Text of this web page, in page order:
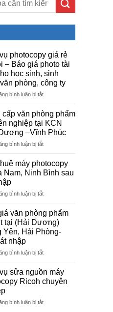
photocopy giá rẻ
– Báo giá photo tài
học sinh, sinh
phòng, công ty
bình luận bị tắtở
vụ
photocopy
giá
rẻ
hà
–
Báo
giá
tài
cho
học
sinh,
sinh
văn
công
ty
cấp văn phòng phẩm
nghiệp tại KCN
–Vĩnh Phúc
bình luận bị tắtở
cấp
văn
phòng
chuyên
tại
KCN
Tam
Dương
Vĩnh
máy photocopy
Nam, Ninh Bình sau
bình luận bị tắtở
máy
photocopy
tại
Nam,
sau
sát
văn phòng phẩm
tại (Hải Dương)
Yên, Hải Phòng-
nhập
bình luận bị tắtở
văn
phòng
giá
sửa nguồn máy
Ricoh chuyên
bình luận bị tắtở